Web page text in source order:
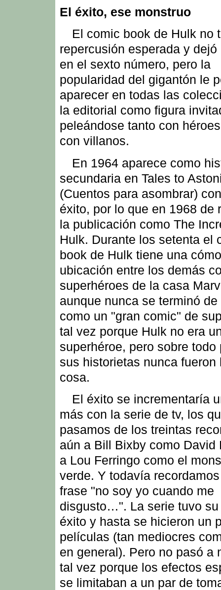
El éxito, ese monstruo
El comic book de Hulk no
repercusión esperada y dejó
en el sexto número, pero la
popularidad del gigantón le
aparecer en todas las
la editorial como figura
peleándose tanto con
con villanos.
En 1964 aparece como
secundaria en Tales to
(Cuentos para asombrar)
éxito, por lo que en 1968 de
la publicación como The
Hulk. Durante los setenta el
book de Hulk tiene una
ubicación entre los demás
superhéroes de la casa
aunque nunca se terminó de
como un "gran comic" de
tal vez porque Hulk no era
superhéroe, pero sobre todo
sus historietas nunca fueron
cosa.
El éxito se incrementaría
más con la serie de tv, los
pasamos de los treintas
aún a Bill Bixby como David
a Lou Ferringo como el
verde. Y todavía
frase "no soy yo cuando me
disgusto…". La serie tuvo su
éxito y hasta se hicieron un
películas (tan mediocres
en general). Pero no pasó a
tal vez porque los efectos
se limitaban a un par de